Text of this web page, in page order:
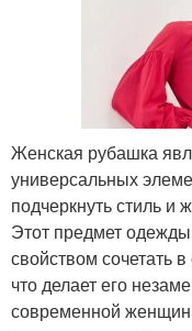
Женская рубашка
универсальных
подчеркнуть стиль и
Этот предмет
свойством сочетать
что делает его
современной